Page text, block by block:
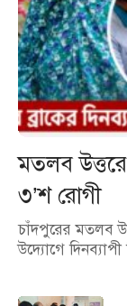
মতলব উত্তরে
৩’শ রোগী
চাঁদপুরের মতলব
উদ্যোগে